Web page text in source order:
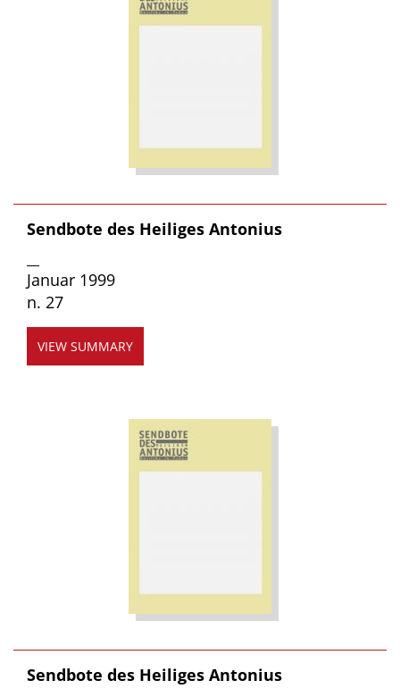
Sendbote des Heiliges Antonius
Januar 1999
n. 27
VIEW SUMMARY
Sendbote des Heiliges Antonius